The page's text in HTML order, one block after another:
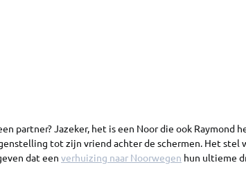
partner? Jazeker, het is een Noor die ook Raymond
tot zijn vriend achter de schermen. Het stel
dat een verhuizing naar Noorwegen hun ultieme